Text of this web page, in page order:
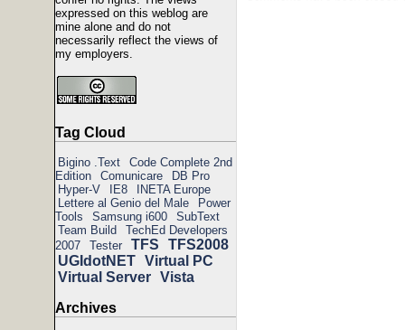
expressed on this weblog are
mine alone and do not
necessarily reflect the views of
my employers.
Tag Cloud
Bigino .Text
Code Complete 2nd
Edition
Comunicare
DB Pro
Hyper-V
IE8
INETA Europe
Lettere al Genio del Male
Power
Tools
Samsung i600
SubText
Team Build
TechEd Developers
2007
Tester TFS
TFS2008
UGIdotNET Virtual PC
Virtual Server Vista
Archives